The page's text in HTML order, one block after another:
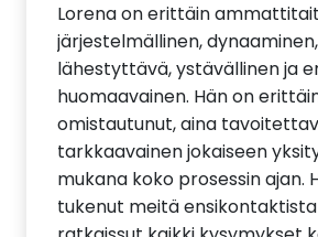
Lorena on erittäin
järjestelmällinen,
lähestyttävä, ystävällinen ja
huomaavainen. Hän on
omistautunut, aina
tarkkaavainen jokaiseen
mukana koko prosessin ajan.
tukenut meitä